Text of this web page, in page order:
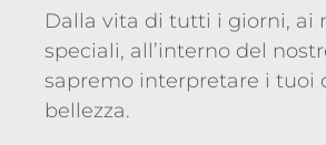
Dalla vita di tutti i giorni, ai
speciali, all’interno del
sapremo interpretare i tuoi
bellezza.